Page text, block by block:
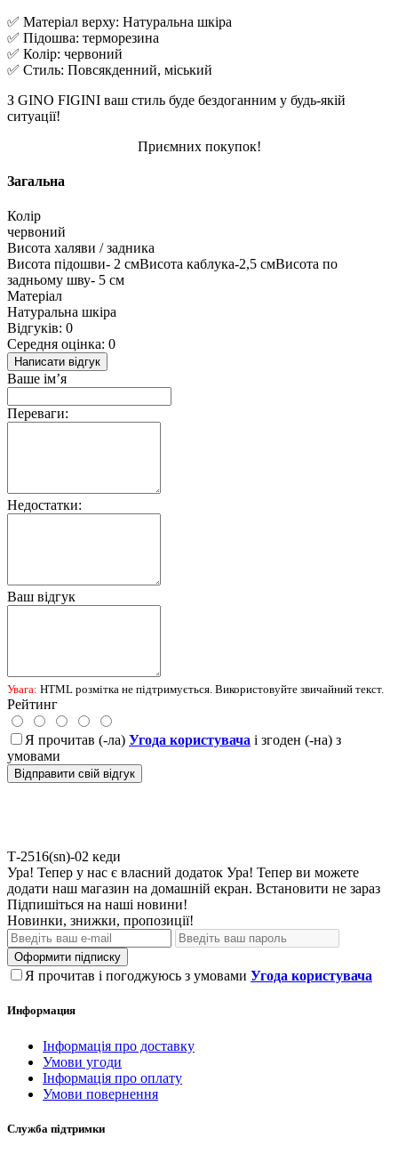
✅ Матеріал верху: Натуральна шкіра
✅ Підошва: терморезина
✅ Колір: червоний
✅ Стиль: Повсякденний, міський
З GINO FIGINI ваш стиль буде бездоганним у будь-якій
ситуації!
Приємних покупок!
Загальна
Колір
червоний
Висота халяви / задника
Висота підошви- 2 смВисота каблука-2,5 смВисота по
задньому шву- 5 см
Матеріал
Натуральна шкіра
Відгуків: 0
Середня оцінка: 0
Написати відгук
Ваше ім’я
Переваги:
Недостатки:
Ваш відгук
Увага: HTML розмітка не підтримується. Використовуйте звичайний текст.
Рейтинг
Я прочитав (-ла) Угода користувача і згоден (-на) з
умовами
Відправити свій відгук
Т-2516(sn)-02 кеди
Ура! Тепер у нас є власний додаток Ура! Тепер ви можете
додати наш магазин на домашній екран. Встановити не зараз
Підпишіться на наші новини!
Новинки, знижки, пропозиції!
Оформити підписку
Я прочитав і погоджуюсь з умовами Угода користувача
Информация
Інформація про доставку
Умови угоди
Інформація про оплату
Умови повернення
Служба підтримки